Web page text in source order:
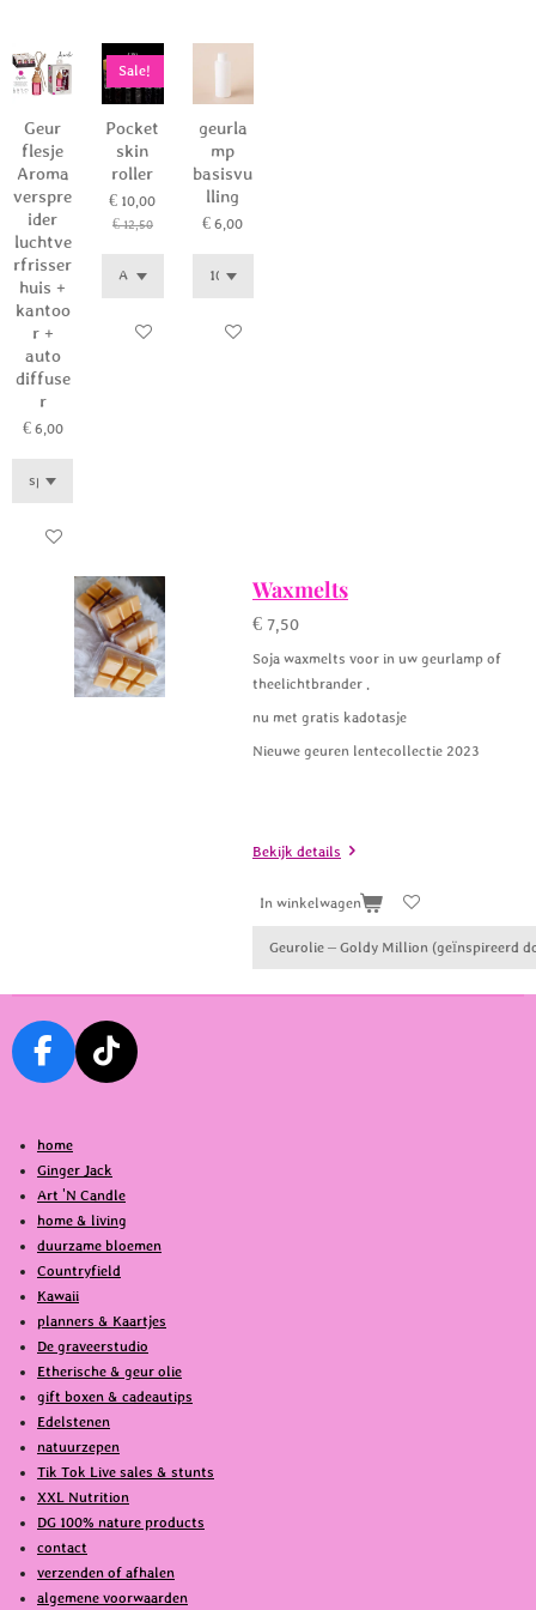
Geur
flesje
Aroma
verspre
ider
luchtve
rfrisser
huis +
kantoo
r +
auto
diffuse
r
€ 6,00
In winkelwagen
Sale!
Pocket
skin
roller
€ 10,00
€ 12,50
In winkelwagen
geurla
mp
basisvu
lling
€ 6,00
In winkelwagen
Waxmelts
€ 7,50
Soja waxmelts voor in uw geurlamp of
theelichtbrander .
nu met gratis kadotasje
Nieuwe geuren lentecollectie 2023
Bekijk details
In winkelwagen
F
e
b
o
o
k
T
o
k
home
Ginger Jack
Art 'N Candle
home & living
duurzame bloemen
Countryfield
Kawaii
planners & Kaartjes
De graveerstudio
Etherische & geur olie
gift boxen & cadeautips
Edelstenen
natuurzepen
Tik Tok Live sales & stunts
XXL Nutrition
DG 100% nature products
contact
verzenden of afhalen
algemene voorwaarden